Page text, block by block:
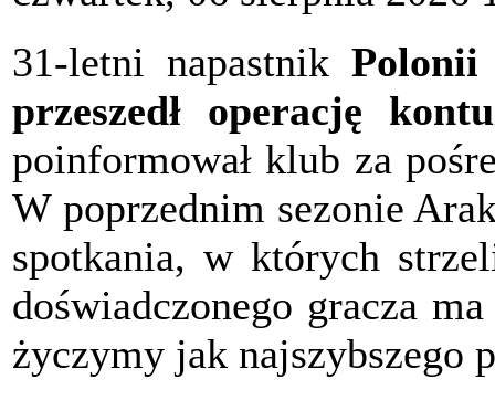
31-letni napastnik
przeszedł operację
poinformował klub za
W poprzednim sezonie
spotkania, w których
doświadczonego gracza
życzymy jak najszybszego